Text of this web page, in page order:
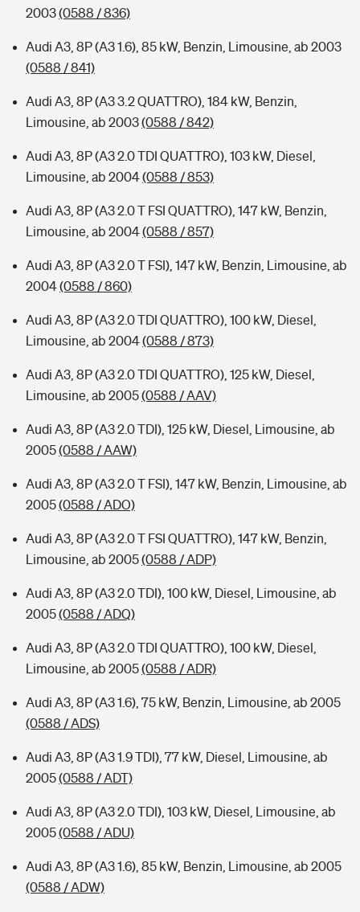
2003(0588 / 836)
Audi A3, 8P (A3 1.6), 85 kW, Benzin, Limousine, ab 2003
(0588 / 841)
Audi A3, 8P (A3 3.2 QUATTRO), 184 kW, Benzin,
Limousine, ab 2003(0588 / 842)
Audi A3, 8P (A3 2.0 TDI QUATTRO), 103 kW, Diesel,
Limousine, ab 2004(0588 / 853)
Audi A3, 8P (A3 2.0 T FSI QUATTRO), 147 kW, Benzin,
Limousine, ab 2004(0588 / 857)
Audi A3, 8P (A3 2.0 T FSI), 147 kW, Benzin, Limousine, ab
2004(0588 / 860)
Audi A3, 8P (A3 2.0 TDI QUATTRO), 100 kW, Diesel,
Limousine, ab 2004(0588 / 873)
Audi A3, 8P (A3 2.0 TDI QUATTRO), 125 kW, Diesel,
Limousine, ab 2005(0588 / AAV)
Audi A3, 8P (A3 2.0 TDI), 125 kW, Diesel, Limousine, ab
2005(0588 / AAW)
Audi A3, 8P (A3 2.0 T FSI), 147 kW, Benzin, Limousine, ab
2005(0588 / ADO)
Audi A3, 8P (A3 2.0 T FSI QUATTRO), 147 kW, Benzin,
Limousine, ab 2005(0588 / ADP)
Audi A3, 8P (A3 2.0 TDI), 100 kW, Diesel, Limousine, ab
2005(0588 / ADQ)
Audi A3, 8P (A3 2.0 TDI QUATTRO), 100 kW, Diesel,
Limousine, ab 2005(0588 / ADR)
Audi A3, 8P (A3 1.6), 75 kW, Benzin, Limousine, ab 2005
(0588 / ADS)
Audi A3, 8P (A3 1.9 TDI), 77 kW, Diesel, Limousine, ab
2005(0588 / ADT)
Audi A3, 8P (A3 2.0 TDI), 103 kW, Diesel, Limousine, ab
2005(0588 / ADU)
Audi A3, 8P (A3 1.6), 85 kW, Benzin, Limousine, ab 2005
(0588 / ADW)